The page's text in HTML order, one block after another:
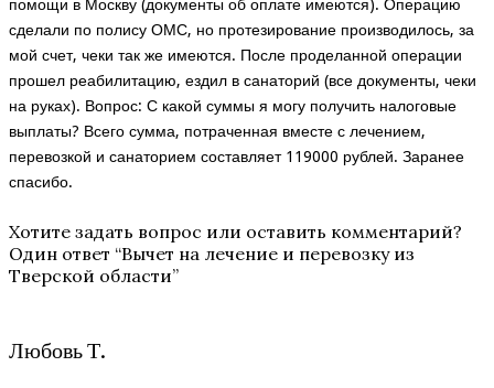
помощи в Москву (документы об оплате имеются). Операцию
сделали по полису ОМС, но протезирование производилось, за
мой счет, чеки так же имеются. После проделанной операции
прошел реабилитацию, ездил в санаторий (все документы, чеки
на руках). Вопрос: С какой суммы я могу получить налоговые
выплаты? Всего сумма, потраченная вместе с лечением,
перевозкой и санаторием составляет 119000 рублей. Заранее
спасибо.
Хотите задать вопрос или оставить комментарий?
Один ответ “Вычет на лечение и перевозку из
Тверской области”
Любовь Т.